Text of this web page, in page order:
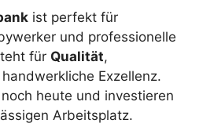
ist perfekt für
und professionelle
für Qualität,
Exzellenz.
heute und investieren
Arbeitsplatz.